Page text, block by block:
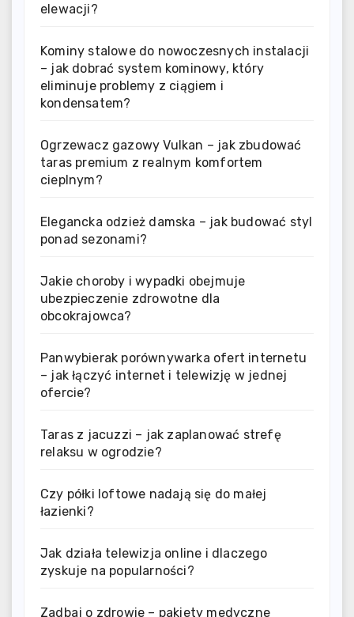
elewacji?
Kominy stalowe do nowoczesnych instalacji
– jak dobrać system kominowy, który
eliminuje problemy z ciągiem i
kondensatem?
Ogrzewacz gazowy Vulkan – jak zbudować
taras premium z realnym komfortem
cieplnym?
Elegancka odzież damska – jak budować styl
ponad sezonami?
Jakie choroby i wypadki obejmuje
ubezpieczenie zdrowotne dla
obcokrajowca?
Panwybierak porównywarka ofert internetu
– jak łączyć internet i telewizję w jednej
ofercie?
Taras z jacuzzi – jak zaplanować strefę
relaksu w ogrodzie?
Czy półki loftowe nadają się do małej
łazienki?
Jak działa telewizja online i dlaczego
zyskuje na popularności?
Zadbaj o zdrowie – pakiety medyczne